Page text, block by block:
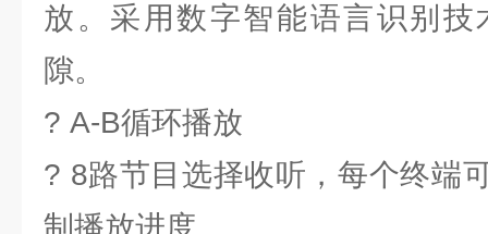
放。采用数字智能语言识别
隙。
? A-B循环播放
? 8路节目选择收听，每个终端
制播放进度